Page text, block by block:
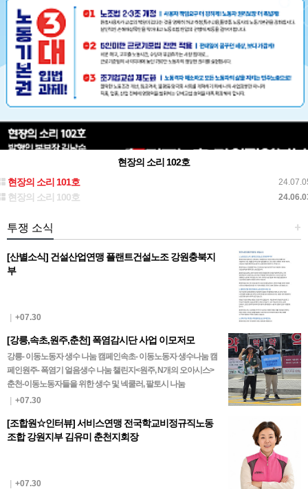
현장의 소리 102호
현장의 소리 101호
현장의 소리 100호
+
투쟁 소식
[산별소식] 건설산업연맹 플랜트건설노조 강원충북지
부
| +07.30
[강릉,속초,원주,춘천] 폭염감시단 사업 이모저모
강릉- 이동노동자 생수 나눔 캠페인속초- 이동노동자 생수나눔 캠
페인원주- 폭염기 얼음생수 나눔 챌린지<원주, N개의 오아시스>
춘천-이동노동자들을 위한 생수 및 넥쿨러, 팔토시 나눔
| +07.30
[조합원☆인터뷰] 서비스연맹 전국학교비정규직노동
조합 강원지부 김유미 춘천지회장
| +07.30